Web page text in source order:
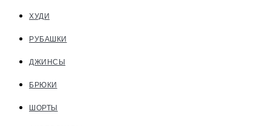
ХУДИ
РУБАШКИ
ДЖИНСЫ
БРЮКИ
ШОРТЫ